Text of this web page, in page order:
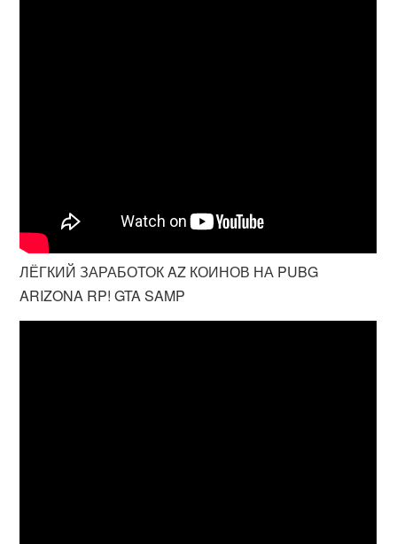
ЛЁГКИЙ ЗАРАБОТОК AZ КОИНОВ НА PUBG
ARIZONA RP! GTA SAMP